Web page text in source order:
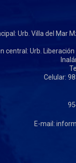
Urb. Villa del Mar
central: Urb.
Celular:
E-mail: